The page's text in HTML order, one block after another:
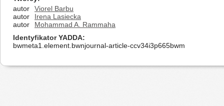
autor
Viorel Barbu
autor
Irena Lasiecka
autor
Mohammad A. Rammaha
Identyfikator YADDA
bwmeta1.element.bwnjournal-article-ccv34i3p665bwm